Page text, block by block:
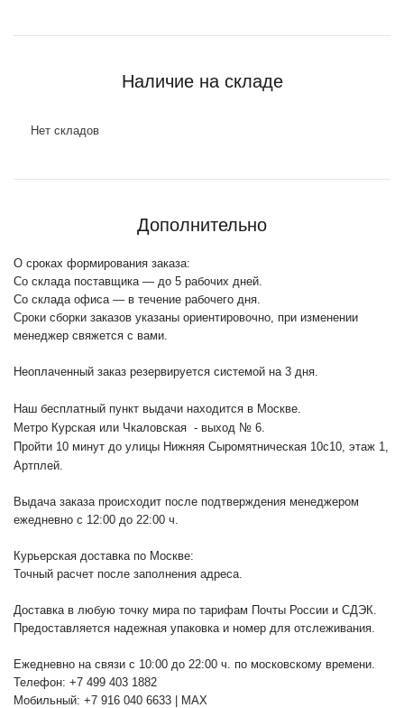
Наличие на складе
Нет складов
Дополнительно
О сроках формирования заказа:
Со склада поставщика — до 5 рабочих дней.
Со склада офиса — в течение рабочего дня.
Сроки сборки заказов указаны ориентировочно, при изменении
менеджер свяжется с вами.
Неоплаченный заказ резервируется системой на 3 дня.
Наш бесплатный пункт выдачи находится в Москве.
Метро Курская или Чкаловская - выход № 6.
Пройти 10 минут до улицы Нижняя Сыромятническая 10с10, этаж 1,
Артплей.
Выдача заказа происходит после подтверждения менеджером
ежедневно с 12:00 до 22:00 ч.
Курьерская доставка по Москве:
Точный расчет после заполнения адреса.
Доставка в любую точку мира по тарифам Почты России и СДЭК.
Предоставляется надежная упаковка и номер для отслеживания.
Ежедневно на связи с 10:00 до 22:00 ч. по московскому времени.
Телефон: +7 499 403 1882
Мобильный: +7 916 040 6633 | MAX